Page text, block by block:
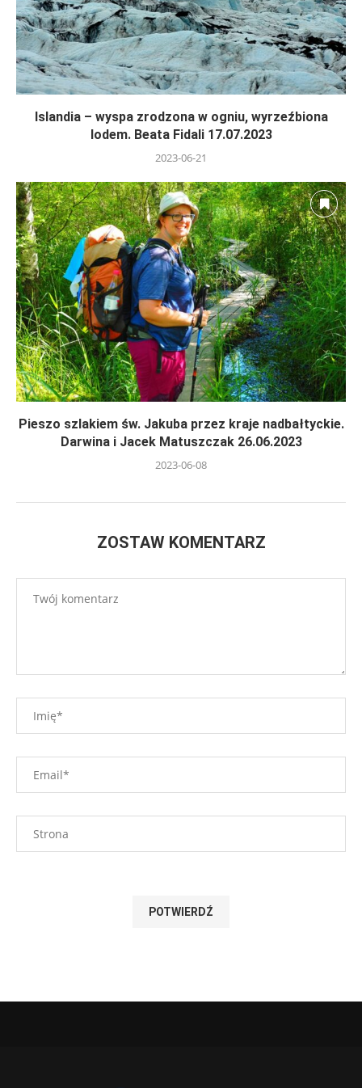
Islandia – wyspa zrodzona w ogniu, wyrzeźbiona
lodem. Beata Fidali 17.07.2023
2023-06-21
Pieszo szlakiem św. Jakuba przez kraje nadbałtyckie.
Darwina i Jacek Matuszczak 26.06.2023
2023-06-08
ZOSTAW KOMENTARZ